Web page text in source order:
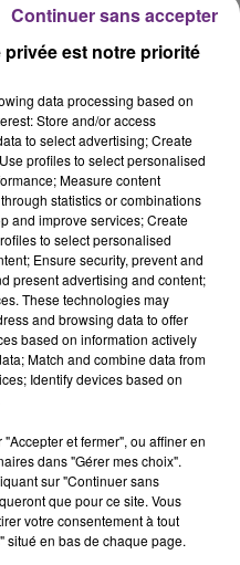
de France est Aubois
pour la société STTI
prés-Troyes.
1h23
1h23
est notre priorité
data processing based on
Store and/or access
to select advertising; Create
profiles to select personalised
Measure content
statistics or combinations
and improve services; Create
to select personalised
Ensure security, prevent and
present advertising and content;
These technologies may
and browsing data to offer
based on information actively
Match and combine data from
Identify devices based on
et fermer", ou affiner en
dans "Gérer mes choix".
sur "Continuer sans
que pour ce site. Vous
votre consentement à tout
situé en bas de chaque page.
Continuer sans accepter